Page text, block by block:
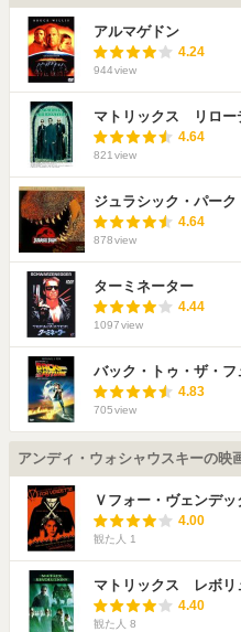
アルマゲドン
4.24
944view
マトリックス リロー
4.64
821 view
ジュラシック・パーク
4.64
878view
ターミネーター
4.44
1097view
バック・トゥ・ザ・フ
4.83
705view
アンディ・ウォシャウスキーの映
Ｖフォー・ヴェンデッ
4.00
観た人 1
マトリックス レボリ
4.40
観た人 8